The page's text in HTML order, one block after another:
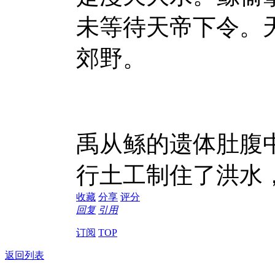
未等待天帝下令。
郊野。
禹从鲧的遗体肚腹
行土工制住了洪水
收藏 分享 评分
回复 引用
订阅 TOP
返回列表